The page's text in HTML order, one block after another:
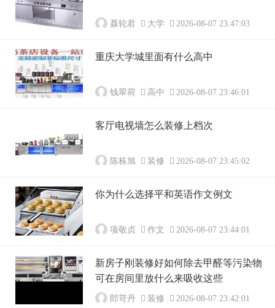
聂轮君 大学 2026-08-07 23:47:03
重庆大学城里面有什么高中
钱翠荷 高中 2026-08-07 23:46:01
客厅电视墙怎么装修上档次
陈栋旭 装修 2026-08-07 23:45:02
你为什么选择平和英语作文例文
项敬贞 作文 2026-08-07 23:44:01
新房子刚装修好如何除去甲醛等污染物
可在房间里放什么来吸收这些
郎苛丹 装修 2026-08-07 23:42:01